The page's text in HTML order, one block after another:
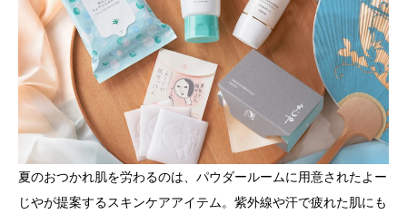
夏のおつかれ肌を労わるのは、パウダールームに用意されたよー
じやが提案するスキンケアアイテム。紫外線や汗で疲れた肌にも